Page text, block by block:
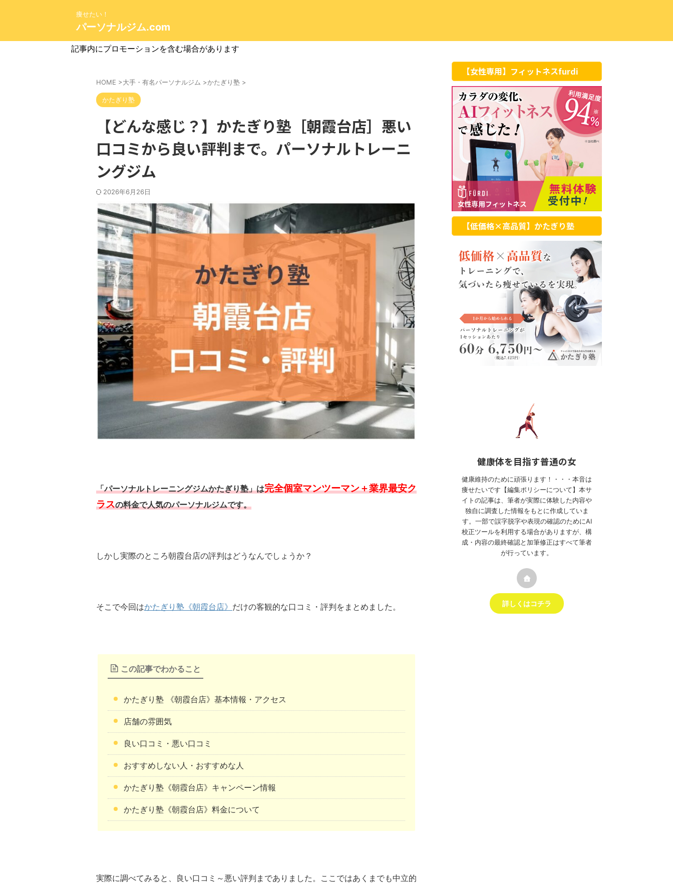
痩せたい！
パーソナルジム.com
記事内にプロモーションを含む場合があります
HOME >大手・有名パーソナルジム >かたぎり塾 >
かたぎり塾
【どんな感じ？】かたぎり塾［朝霞台店］悪い
口コミから良い評判まで。パーソナルトレーニ
ングジム
2026年6月26日
「パーソナルトレーニングジムかたぎり塾」は完全個室マンツーマン＋業界最安ク
ラスの料金で人気のパーソナルジムです。
しかし実際のところ朝霞台店の評判はどうなんでしょうか？
そこで今回はかたぎり塾《朝霞台店》 だけの客観的な口コミ・評判をまとめました。
この記事でわかること
かたぎり塾 《朝霞台店》基本情報・アクセス
店舗の雰囲気
良い口コミ・悪い口コミ
おすすめしない人・おすすめな人
かたぎり塾《朝霞台店》キャンペーン情報
かたぎり塾《朝霞台店》料金について
実際に調べてみると、良い口コミ～悪い評判までありました。ここではあくまでも中立的
【女性専用】フィットネスfurdi
【低価格×高品質】かたぎり塾
健康体を目指す普通の女
健康維持のために頑張ります！・・・本音は
痩せたいです【編集ポリシーについて】本サ
イトの記事は、筆者が実際に体験した内容や
独自に調査した情報をもとに作成していま
す。一部で誤字脱字や表現の確認のためにAI
校正ツールを利用する場合がありますが、構
成・内容の最終確認と加筆修正はすべて筆者
が行っています。
詳しくはコチラ